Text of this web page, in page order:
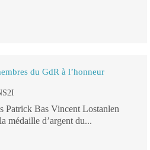
du GdR à l’honneur
Patrick Bas Vincent Lostanlen
médaille d’argent du...